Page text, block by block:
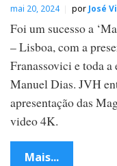
mai 20, 2024 por José
Foi um sucesso a
– Lisboa, com a
Franassovici e toda
Manuel Dias. JVH
apresentação das
video 4K.
Mais...